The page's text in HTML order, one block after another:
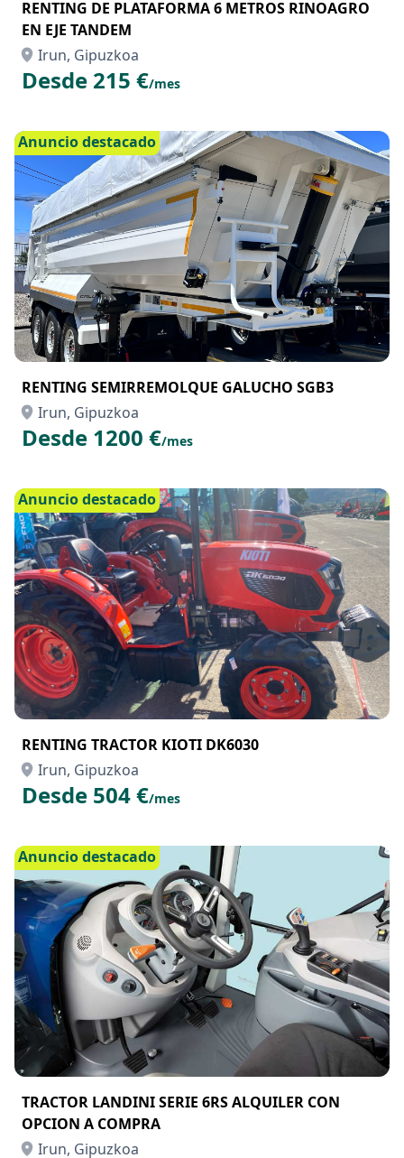
RENTING DE PLATAFORMA 6 METROS RINOAGRO
EN EJE TANDEM
Irun, Gipuzkoa
Desde 215 €/mes
Anuncio destacado
RENTING SEMIRREMOLQUE GALUCHO SGB3
Irun, Gipuzkoa
Desde 1200 €/mes
Anuncio destacado
RENTING TRACTOR KIOTI DK6030
Irun, Gipuzkoa
Desde 504 €/mes
Anuncio destacado
TRACTOR LANDINI SERIE 6RS ALQUILER CON
OPCION A COMPRA
Irun, Gipuzkoa